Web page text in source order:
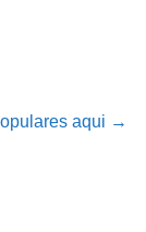
aqui →